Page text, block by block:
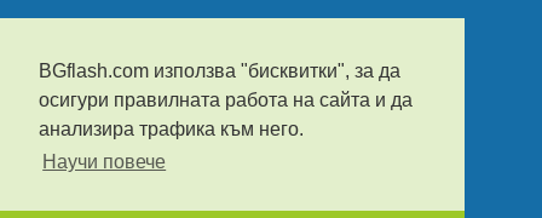
BGflash.com използва "бисквитки", за да
осигури правилната работа на сайта и да
анализира трафика към него.
Научи повече